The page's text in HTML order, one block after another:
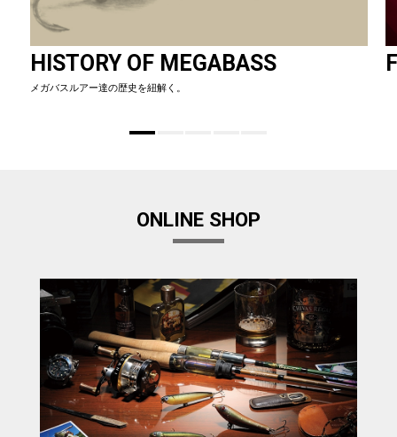
HISTORY OF MEGABASS
メガバスルアー達の歴史を紐解く。
ONLINE SHOP